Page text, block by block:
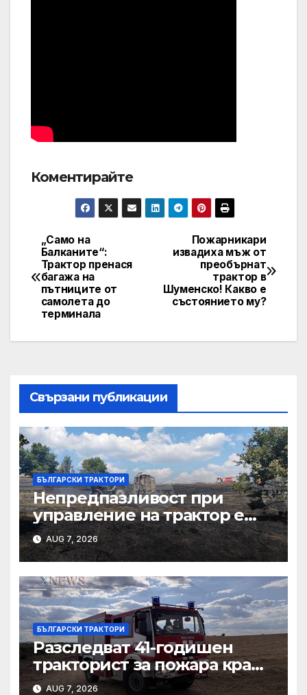
Коментирайте
Post
navigation
Пожарникари
извадиха мъж от
преобърнат
трактор в
Шуменско! Какво е
състоянието му?
„Само на
Балканите“:
Трактор пренася
багажа на
пътниците от
самолета до
терминала
Свързани публикации
БЪЛГАРСКИ ТРАКТОРИ
Непредпазливост при
управление на трактор е
причина за вчерашния
пожар край
тополовградското село
Българска поляна
AUG 7, 2026
БЪЛГАРСКИ ТРАКТОРИ
Разследват 41-годишен
тракторист за пожара край
Българска поляна
AUG 7, 2026